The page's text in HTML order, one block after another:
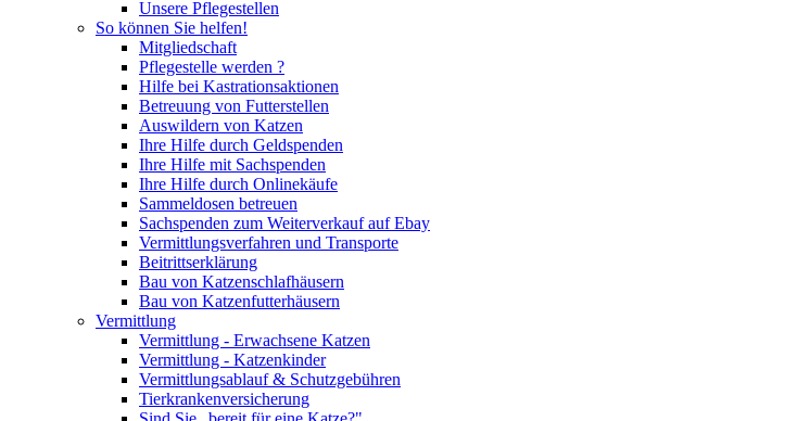
Unsere Pflegestellen
So können Sie helfen!
Mitgliedschaft
Pflegestelle werden ?
Hilfe bei Kastrationsaktionen
Betreuung von Futterstellen
Auswildern von Katzen
Ihre Hilfe durch Geldspenden
Ihre Hilfe mit Sachspenden
Ihre Hilfe durch Onlinekäufe
Sammeldosen betreuen
Sachspenden zum Weiterverkauf auf Ebay
Vermittlungsverfahren und Transporte
Beitrittserklärung
Bau von Katzenschlafhäusern
Bau von Katzenfutterhäusern
Vermittlung
Vermittlung - Erwachsene Katzen
Vermittlung - Katzenkinder
Vermittlungsablauf & Schutzgebühren
Tierkrankenversicherung